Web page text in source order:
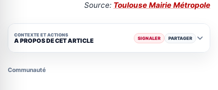
Source: Toulouse Mairie Métropole
CONTEXTE ET ACTIONS
A PROPOS DE CET ARTICLE SIGNALER PARTAGER
Communauté